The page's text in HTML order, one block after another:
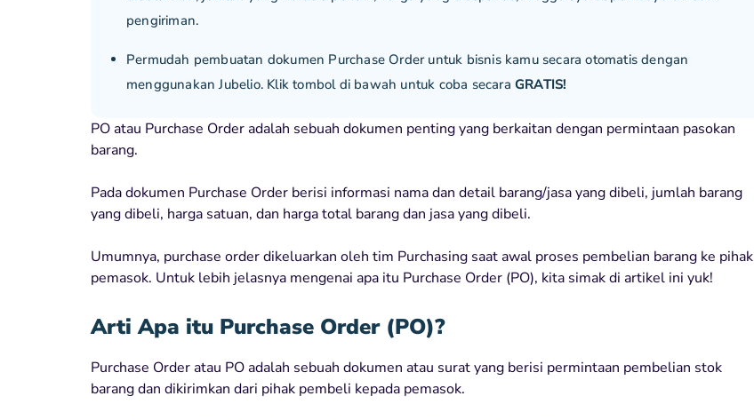
pengiriman.
Permudah pembuatan dokumen Purchase Order untuk bisnis kamu secara otomatis dengan
menggunakan Jubelio. Klik tombol di bawah untuk coba secaraGRATIS!
PO atau Purchase Order adalah sebuah dokumen penting yang berkaitan dengan permintaan pasokan
barang.
Pada dokumen Purchase Order berisi informasi nama dan detail barang/jasa yang dibeli, jumlah barang
yang dibeli, harga satuan, dan harga total barang dan jasa yang dibeli.
Umumnya, purchase order dikeluarkan oleh tim Purchasing saat awal proses pembelian barang ke pihak
pemasok. Untuk lebih jelasnya mengenai apa itu Purchase Order (PO), kita simak di artikel ini yuk!
Arti Apa itu Purchase Order (PO)?
Purchase Order atau PO adalah sebuah dokumen atau surat yang berisi permintaan pembelian stok
barang dan dikirimkan dari pihak pembeli kepada pemasok.